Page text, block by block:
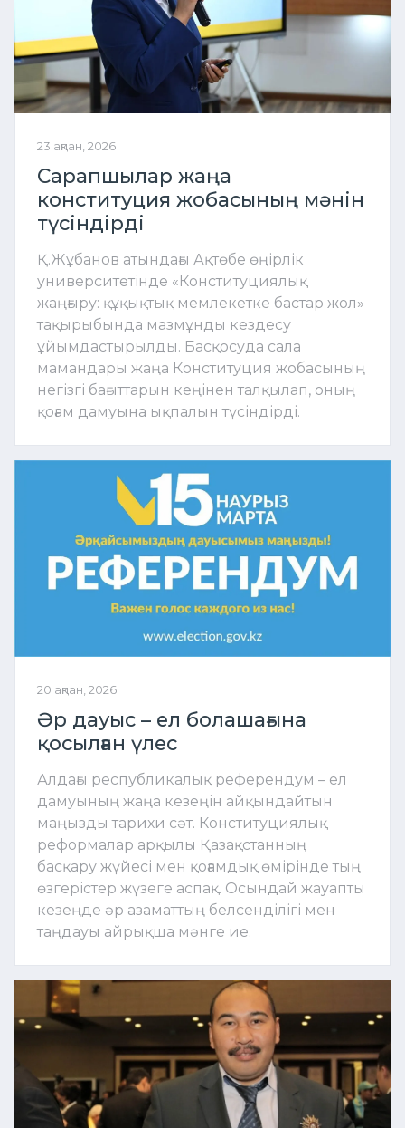
23 ақпан, 2026
Сарапшылар жаңа
конституция жобасының мәнін
түсіндірді
Қ.Жұбанов атындағы Ақтөбе өңірлік
университетінде «Конституциялық
жаңғыру: құқықтық мемлекетке бастар жол»
тақырыбында мазмұнды кездесу
ұйымдастырылды. Басқосуда сала
мамандары жаңа Конституция жобасының
негізгі бағыттарын кеңінен талқылап, оның
қоғам дамуына ықпалын түсіндірді.
20 ақпан, 2026
Әр дауыс – ел болашағына
қосылған үлес
Алдағы республикалық референдум – ел
дамуының жаңа кезеңін айқындайтын
маңызды тарихи сәт. Конституциялық
реформалар арқылы Қазақстанның
басқару жүйесі мен қоғамдық өмірінде тың
өзгерістер жүзеге аспақ. Осындай жауапты
кезеңде әр азаматтың белсенділігі мен
таңдауы айрықша мәнге ие.